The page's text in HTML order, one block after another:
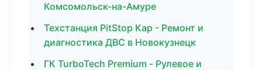
Комсомольск-на-Амуре
Техстанция PitStop Кар - Ремонт и
диагностика ДВС в Новокузнецк
ГК TurboTech Premium - Рулевое и